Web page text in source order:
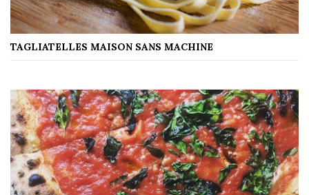
TAGLIATELLES MAISON SANS MACHINE